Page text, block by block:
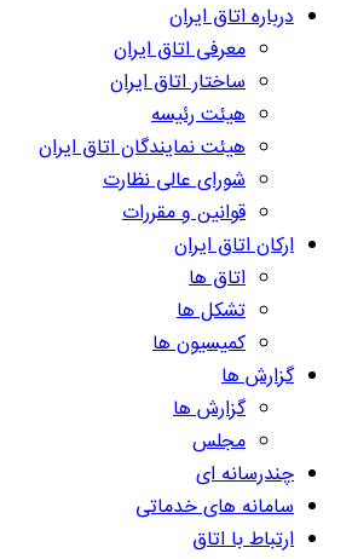
درباره اتاق ایران
معرفی اتاق ایران
ساختار اتاق ایران
هیئت رئیسه
هیئت نمایندگان اتاق ایران
شورای عالی نظارت
قوانین و مقررات
ارکان اتاق ایران
اتاق ها
تشکل ها
کمیسیون ها
گزارش ها
گزارش ها
مجلس
چندرسانه ای
سامانه های خدماتی
ارتباط با اتاق